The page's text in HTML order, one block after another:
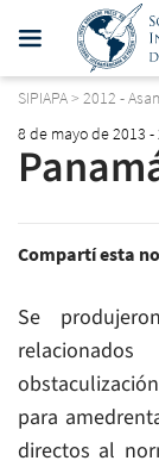
SIPIAPA> 2012 -
8 de mayo de 2013 -
Compartí esta
Se
para
directos al